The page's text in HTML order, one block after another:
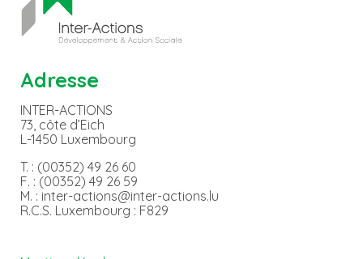
Adresse
INTER-ACTIONS
73, côte d’Eich
L-1450 Luxembourg
T. : (00352) 49 26 60
F. : (00352) 49 26 59
M. : inter-actions@inter-actions.lu
R.C.S. Luxembourg : F829